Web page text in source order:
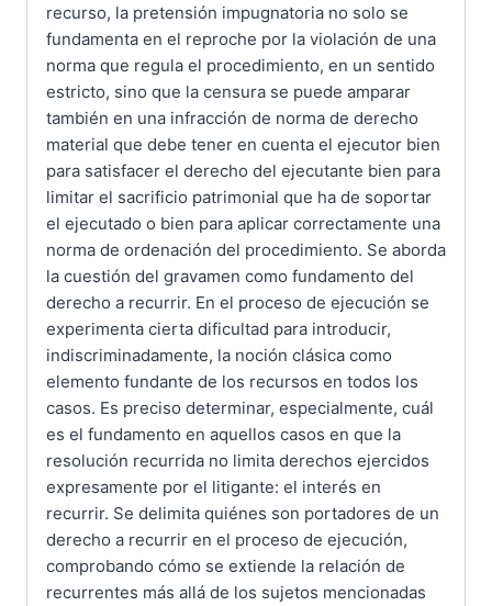
recurso, la pretensión impugnatoria no solo se
fundamenta en el reproche por la violación de una
norma que regula el procedimiento, en un sentido
estricto, sino que la censura se puede amparar
también en una infracción de norma de derecho
material que debe tener en cuenta el ejecutor bien
para satisfacer el derecho del ejecutante bien para
limitar el sacrificio patrimonial que ha de soportar
el ejecutado o bien para aplicar correctamente una
norma de ordenación del procedimiento. Se aborda
la cuestión del gravamen como fundamento del
derecho a recurrir. En el proceso de ejecución se
experimenta cierta dificultad para introducir,
indiscriminadamente, la noción clásica como
elemento fundante de los recursos en todos los
casos. Es preciso determinar, especialmente, cuál
es el fundamento en aquellos casos en que la
resolución recurrida no limita derechos ejercidos
expresamente por el litigante: el interés en
recurrir. Se delimita quiénes son portadores de un
derecho a recurrir en el proceso de ejecución,
comprobando cómo se extiende la relación de
recurrentes más allá de los sujetos mencionadas